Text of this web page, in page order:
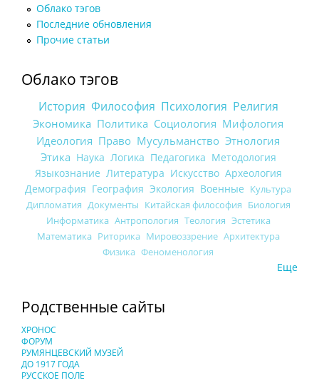
Облако тэгов
Последние обновления
Прочие статьи
Облако тэгов
История Философия Психология Религия
Экономика Политика Социология Мифология
Идеология Право Мусульманство Этнология
Этика Наука Логика Педагогика Методология
Языкознание Литература Искусство Археология
Демография География Экология Военные Культура
Дипломатия Документы Китайская философия Биология
Информатика Антропология Теология Эстетика
Математика Риторика Мировоззрение Архитектура
Физика Феноменология
Еще
Родственные сайты
ХРОНОС
ФОРУМ
РУМЯНЦЕВСКИЙ МУЗЕЙ
ДО 1917 ГОДА
РУССКОЕ ПОЛЕ